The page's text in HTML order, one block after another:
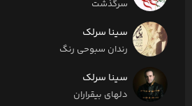
سرگذشت
سینا سرلک
رندان سبوحی رنگ
سینا سرلک
دلهای بیقراران